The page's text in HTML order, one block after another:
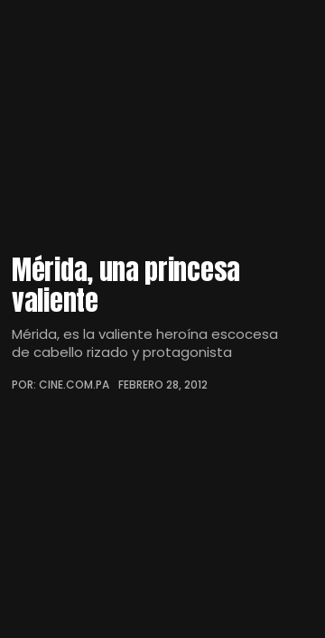
Mérida, una princesa
valiente
Mérida, es la valiente heroína escocesa
de cabello rizado y protagonista
POR: CINE.COM.PA FEBRERO 28, 2012